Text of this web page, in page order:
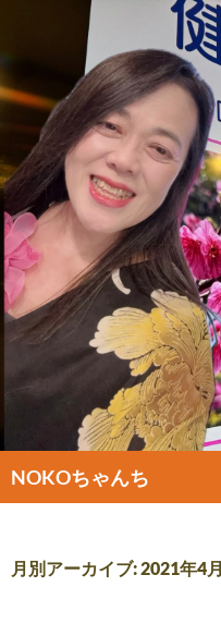
NOKOちゃんち
索
ン
月別アーカイブ: 2021年4月